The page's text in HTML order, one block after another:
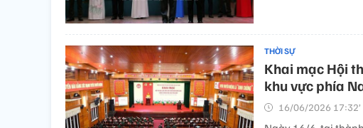
THỜI SỰ
Khai mạc Hội
khu vực phía
16/06/2026 17:32’